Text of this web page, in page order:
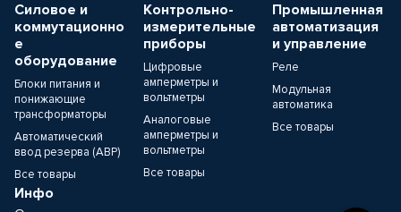
Силовое и
коммутационно
е
оборудование
Блоки питания и
понижающие
трансформаторы
Автоматический
ввод резерва (АВР)
Все товары
Контрольно-
измерительные
приборы
Цифровые
амперметры и
вольтметры
Аналоговые
амперметры и
вольтметры
Все товары
Промышленная
автоматизация
и управление
Реле
Модульная
автоматика
Все товары
Инфо